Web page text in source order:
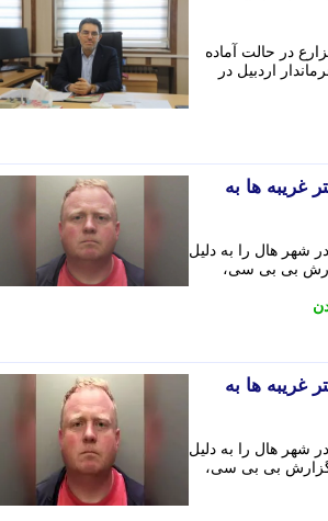
در حالت آماده
اردبیل در
غریبه ها به
شهر هال را به دلیل
بی بی سی،
غریبه ها به
شهر هال را به دلیل
گزارش بی بی سی،